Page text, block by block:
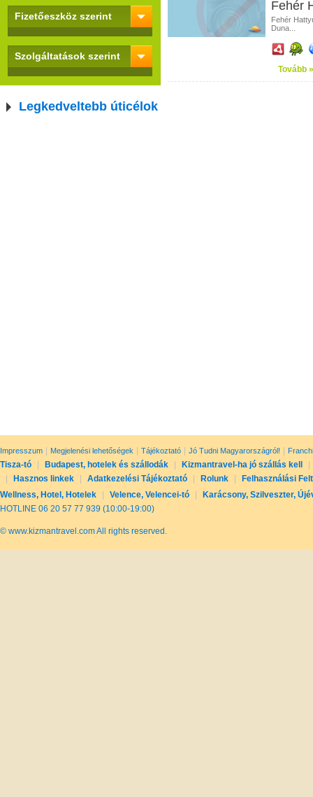
Fizetőeszköz szerint
Szolgáltatások szerint
Fehér
Fehér
Duna...
Tovább »
Legkedveltebb úticélok
Impresszum Megjelenési lehetőségek Tájékoztató Jó Tudni Magyarországról!
Tisza-tó Budapest, hotelek és szállodák Kizmantravel-ha jó szállás kell
Hasznos linkek Adatkezelési Tájékoztató Rolunk
Felhasználási
Wellness, Hotel, Hotelek
Velence, Velencei-tó
Karácsony, Szilveszter,
HOTLINE 06 20 57 77 939 (10:00-19:00)
© www.kizmantravel.com All rights reserved.